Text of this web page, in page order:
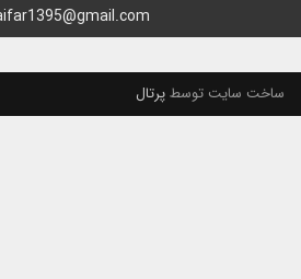
raifar1395@gmail.com
ساخت سایت توسطپرتال